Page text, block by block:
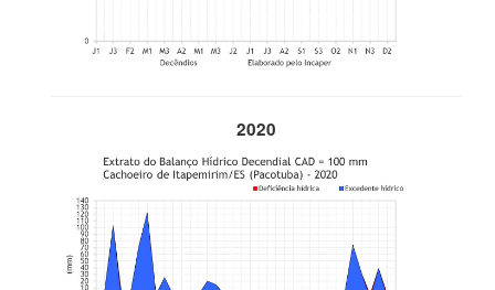
2020